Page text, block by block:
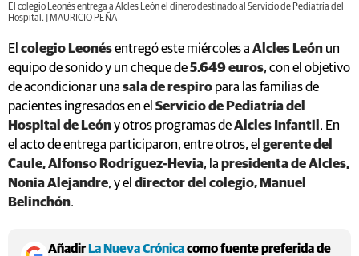
El colegio Leonés entrega a Alcles León el dinero destinado al Servicio de Pediatría del
Hospital. | MAURICIO PEÑA
El colegio Leonésentregó este miércoles a Alcles León un
equipo de sonido y un cheque de5.649 euros, con el objetivo
de acondicionar una sala de respiro para las familias de
pacientes ingresados en el Servicio de Pediatría del
Hospital de Leóny otros programas deAlcles Infantil . En
el acto de entrega participaron, entre otros, el gerente del
Caule, Alfonso Rodríguez-Hevia, la presidenta de Alcles,
Nonia Alejandre, y el director del colegio, Manuel
Belinchón.
AñadirLa Nueva Crónicacomo fuente preferida de